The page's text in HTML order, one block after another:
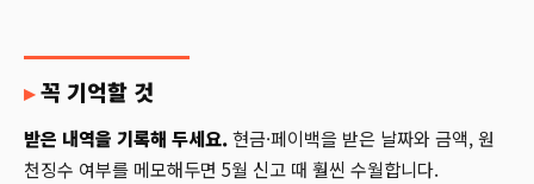
꼭 기억할 것
받은 내역을 기록해 두세요.현금·페이백을 받은 날짜와 금액, 원
천징수 여부를 메모해두면 5월 신고 때 훨씬 수월합니다.